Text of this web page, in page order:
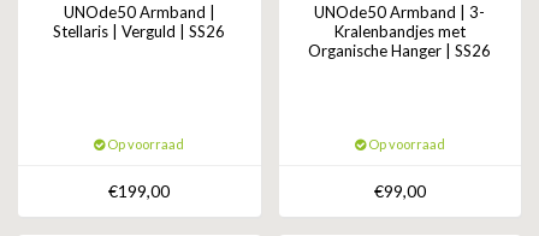
UNOde50 Armband |
Stellaris | Verguld | SS26
Op voorraad
€199,00
UNOde50 Armband | 3-
Kralenbandjes met
Organische Hanger | SS26
Op voorraad
€99,00